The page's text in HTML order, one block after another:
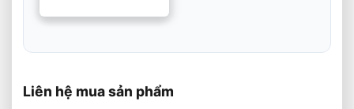
hạng55 sao
Liên hệ mua sản phẩm